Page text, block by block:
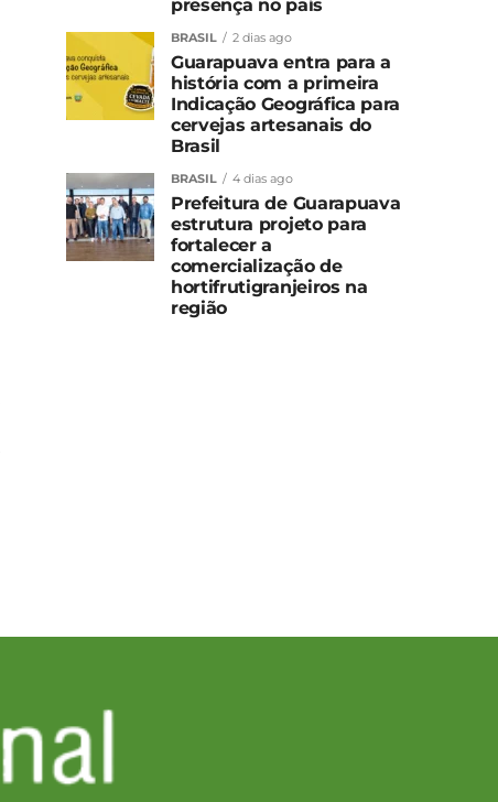
presença no país
BRASIL 2 dias ago
Guarapuava entra para a
história com a primeira
Indicação Geográfica para
cervejas artesanais do
Brasil
BRASIL 4 dias ago
Prefeitura de Guarapuava
estrutura projeto para
fortalecer a
comercialização de
hortifrutigranjeiros na
região